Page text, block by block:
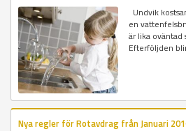
Undvik
en
är lika
Efterföljden
Nya regler för Rotavdrag från Januari